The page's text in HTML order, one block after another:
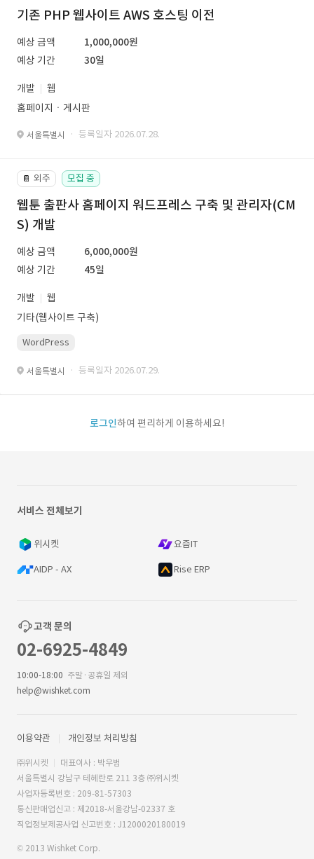
기존 PHP 웹사이트 AWS 호스팅 이전
예상 금액
1,000,000원
예상 기간
30일
개발
웹
홈페이지ㆍ게시판
서울특별시 · 등록일자 2026.07.28.
📔 외주 모집 중
웹툰 출판사 홈페이지 워드프레스 구축 및 관리자(CM
S) 개발
예상 금액
6,000,000원
예상 기간
45일
개발
웹
기타(웹사이트 구축)
WordPress
서울특별시 · 등록일자 2026.07.29.
로그인하여 편리하게 이용하세요!
서비스 전체보기
위시켓 요즘IT
AIDP - AX Rise ERP
고객 문의
02-6925-4849
10:00-18:00 주말·공휴일 제외
help@wishket.com
이용약관 개인정보 처리방침
㈜위시켓
대표이사 : 박우범
서울특별시 강남구 테헤란로 211 3층 ㈜위시켓
사업자등록번호 : 209-81-57303
통신판매업신고 : 제2018-서울강남-02337 호
직업정보제공사업 신고번호 : J1200020180019
© 2013 Wishket Corp.